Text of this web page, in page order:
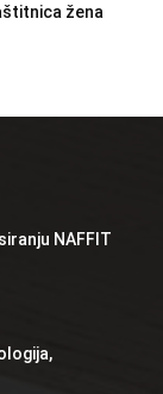
žena
NAFFIT